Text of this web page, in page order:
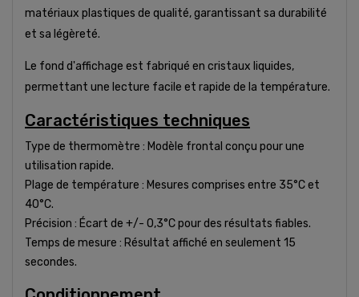
matériaux plastiques de qualité, garantissant sa durabilité
et sa légèreté.
Le fond d'affichage est fabriqué en cristaux liquides,
permettant une lecture facile et rapide de la température.
Caractéristiques techniques
Type de thermomètre : Modèle frontal conçu pour une
utilisation rapide.
Plage de température : Mesures comprises entre 35°C et
40°C.
Précision : Écart de +/- 0,3°C pour des résultats fiables.
Temps de mesure : Résultat affiché en seulement 15
secondes.